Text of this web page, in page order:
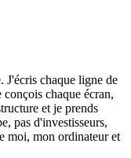
J'écris chaque ligne de
conçois chaque écran,
et je prends
pas d'investisseurs,
moi, mon ordinateur et